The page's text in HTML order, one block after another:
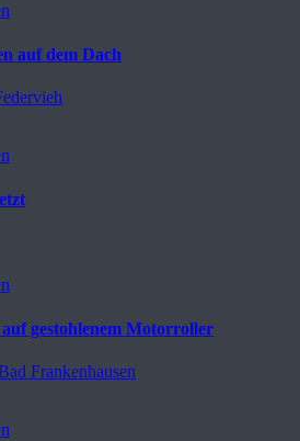
auf dem Dach
gestohlenem Motorroller
Frankenhausen